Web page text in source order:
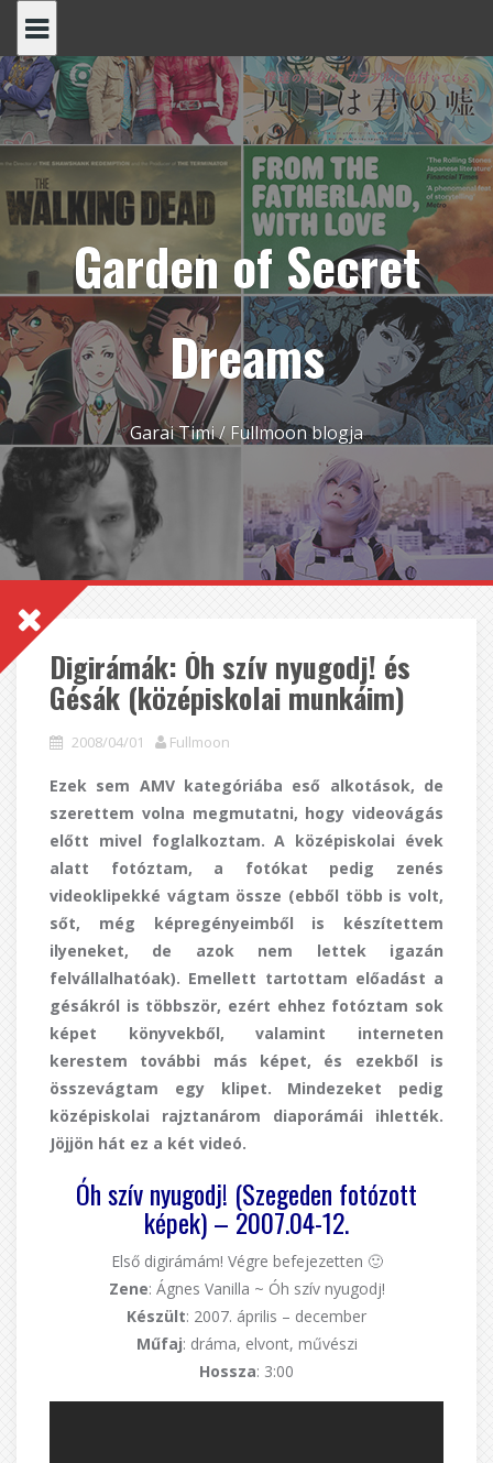
content
Garden of Secret
Dreams
Garai Timi / Fullmoon blogja
Digirámák: Óh szív nyugodj! és
Gésák (középiskolai munkáim)
2008/04/01 Fullmoon
Ezek sem AMV kategóriába eső alkotások, de
szerettem volna megmutatni, hogy videovágás
előtt mivel foglalkoztam. A középiskolai évek
alatt fotóztam, a fotókat pedig zenés
videoklipekké vágtam össze (ebből több is volt,
sőt, még képregényeimből is készítettem
ilyeneket, de azok nem lettek igazán
felvállalhatóak). Emellett tartottam előadást a
gésákról is többször, ezért ehhez fotóztam sok
képet könyvekből, valamint interneten
kerestem további más képet, és ezekből is
összevágtam egy klipet. Mindezeket pedig
középiskolai rajztanárom diaporámái ihlették.
Jöjjön hát ez a két videó.
Óh szív nyugodj! (Szegeden fotózott
képek) – 2007.04-12.
Első digirámám! Végre befejezetten 🙂
Zene: Ágnes Vanilla ~ Óh szív nyugodj!
Készült: 2007. április – december
Műfaj: dráma, elvont, művészi
Hossza: 3:00